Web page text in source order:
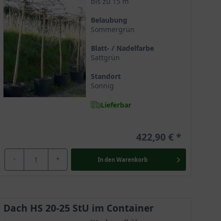
Untergründe und entwickelt sich hier zu einem
'Macrophylla' aber bezüglich Staunässe, hier
seinem Anblick begeistert.
Belaubung
Sommergrün
Blatt- / Nadelfarbe
Sattgrün
Standort
Sonnig
Lieferbar
422,90 €
- + In den Warenkorb
Dach HS 20-25 StU im Container